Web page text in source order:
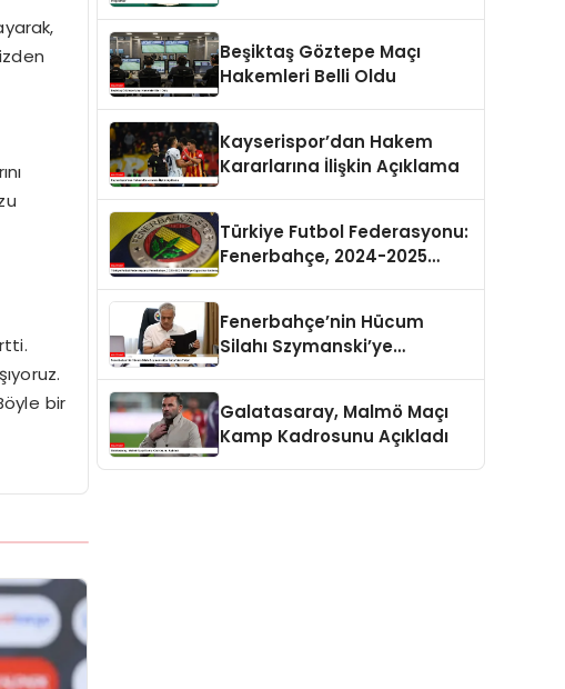
bir
Beşiktaş Göztepe Maçı
Hakemleri Belli Oldu
Kayserispor’dan Hakem
Kararlarına İlişkin Açıklama
Türkiye Futbol Federasyonu:
Fenerbahçe, 2024-2025
Fenerbahçe’nin Hücum
Silahı Szymanski’ye
Galatasaray, Malmö Maçı
Kamp Kadrosunu Açıkladı